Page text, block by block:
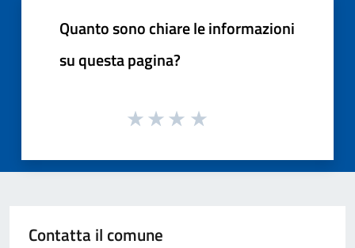
Quanto sono chiare le informazioni
su questa pagina?
Contatta il comune